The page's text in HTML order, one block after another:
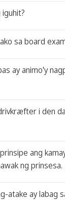
sa board
ay animo'y
i den
ang
ng prinsesa.
atake ay labag